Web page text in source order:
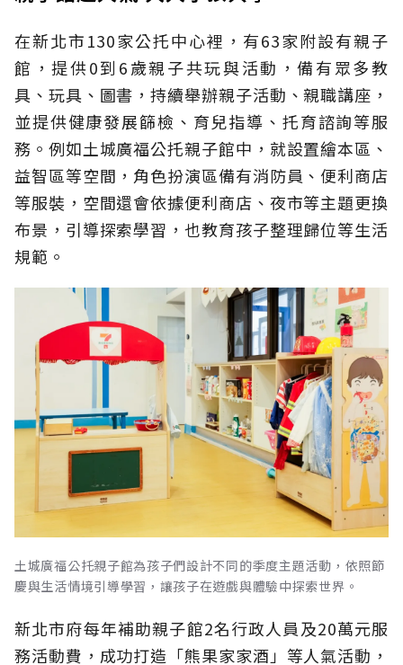
在新北市130家公托中心裡，有63家附設有親子
館，提供0到6歲親子共玩與活動，備有眾多教
具、玩具、圖書，持續舉辦親子活動、親職講座，
並提供健康發展篩檢、育兒指導、托育諮詢等服
務。例如土城廣福公托親子館中，就設置繪本區、
益智區等空間，角色扮演區備有消防員、便利商店
等服裝，空間還會依據便利商店、夜市等主題更換
布景，引導探索學習，也教育孩子整理歸位等生活
規範。
土城廣福公托親子館為孩子們設計不同的季度主題活動，依照節
慶與生活情境引導學習，讓孩子在遊戲與體驗中探索世界。
新北市府每年補助親子館2名行政人員及20萬元服
務活動費，成功打造「熊果家家酒」等人氣活動，